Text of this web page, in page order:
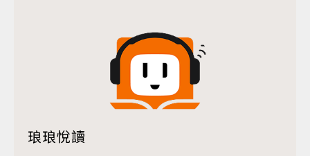
琅琅悅讀